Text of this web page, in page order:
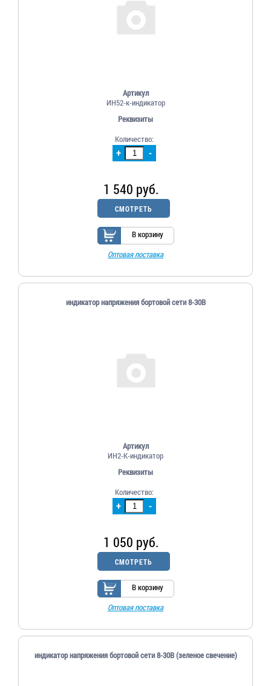
Артикул
ИН52-к-индикатор
Реквизиты
+ -
Количество:
1 540 руб.
СМОТРЕТЬ
В корзину
Оптовая поставка
индикатор напряжения бортовой сети 8-30В
Артикул
ИН2-К-индикатор
Реквизиты
+ -
Количество:
1 050 руб.
СМОТРЕТЬ
В корзину
Оптовая поставка
индикатор напряжения бортовой сети 8-30В (зеленое свечение)